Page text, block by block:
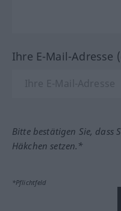
Ihre E-Mail-Adresse
Bitte bestätigen Sie, dass
Häkchen setzen.*
*Pflichtfeld